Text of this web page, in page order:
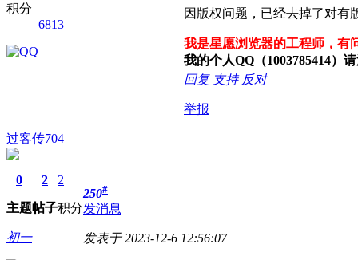
积分
6813
因版权问题，已经去掉了对有
我是星愿浏览器的工程师，有
我的个人QQ（1003785414）
回复 支持 反对
举报
过客传704
0
主题
2
帖子
2
积分
初一
250#
发消息
发表于 2023-12-6 12:56:07